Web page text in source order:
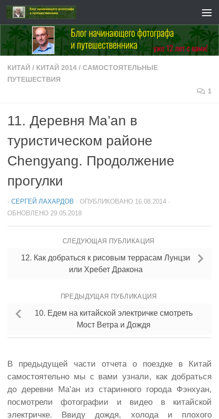
Перейти к содержимому
КИТАЙ / КИТАЙ 2014 / САМОСТОЯТЕЛЬНЫЕ
ПУТЕШЕСТВИЯ
1
11. Деревня Ma’an в
туристическом районе
Chengyang. Продолжение
прогулки
- СЕРГЕЙ ЛАХАРДОВ · ОПУБЛИКОВАНО 16.08.2014 ·
ОБНОВЛЕНО 29.05.2018
СЛЕДУЮЩАЯ ПУБЛИКАЦИЯ
12. Как добраться к рисовым террасам Лунцзи
или Хребет Дракона
ПРЕДЫДУЩАЯ ПУБЛИКАЦИЯ
10. Едем на китайской электричке смотреть
Мост Ветра и Дождя
В предыдущей части отчета о поездке в Китай
самостоятельно мы с вами узнали, как добраться
до деревни Ма’ан из старинного города Фэнхуан,
посмотрели фотографии и видео в китайской
электричке. Ввиду дождя, холода и плохого